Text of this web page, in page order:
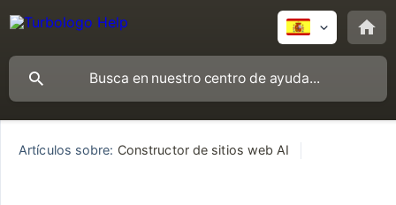
Artículos sobre: Constructor de sitios web AI